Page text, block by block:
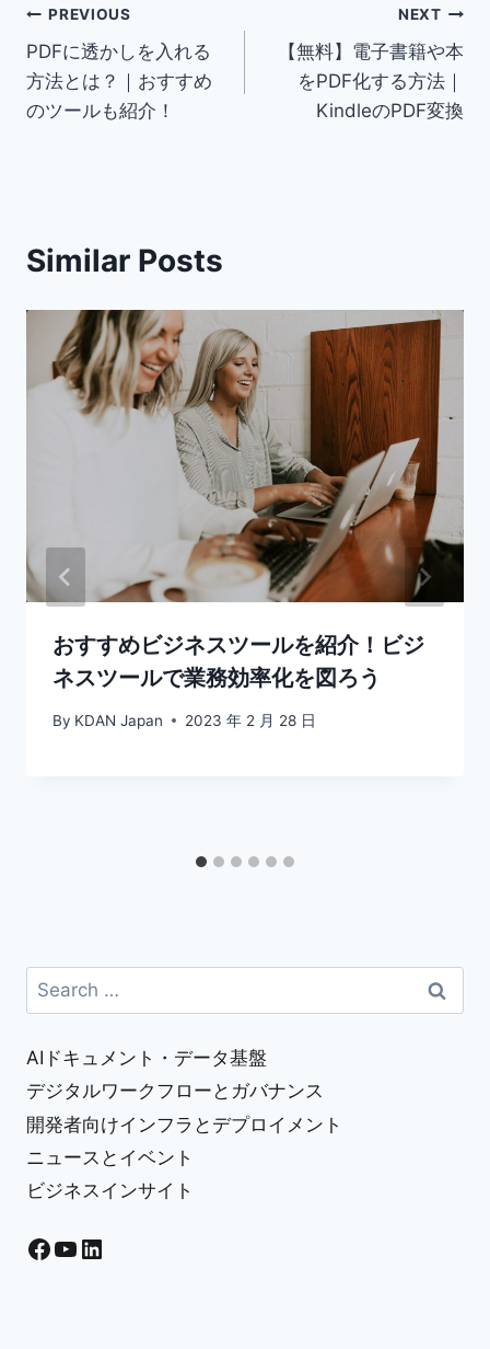
Post
navigation
PREVIOUS
PDFに透かしを入れる
方法とは？｜おすすめ
のツールも紹介！
NEXT
【無料】電子書籍や本
をPDF化する方法｜
KindleのPDF変換
Similar Posts
おすすめビジネスツールを紹介！ビジ
ネスツールで業務効率化を図ろう
By KDAN Japan 2023 年 2 月 28 日
Search
for:
AIドキュメント・データ基盤
デジタルワークフローとガバナンス
開発者向けインフラとデプロイメント
ニュースとイベント
ビジネスインサイト
Facebook
YouTube
LinkedIn